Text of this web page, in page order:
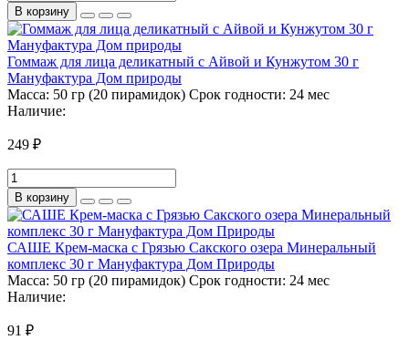
В корзину
Гоммаж для лица деликатный с Айвой и Кунжутом 30 г
Мануфактура Дом природы
Масса: 50 гр (20 пирамидок) Срок годности: 24 мес
Наличие:
249 ₽
В корзину
САШЕ Крем-маска с Грязью Сакского озера Минеральный
комплекс 30 г Мануфактура Дом Природы
Масса: 50 гр (20 пирамидок) Срок годности: 24 мес
Наличие:
91 ₽